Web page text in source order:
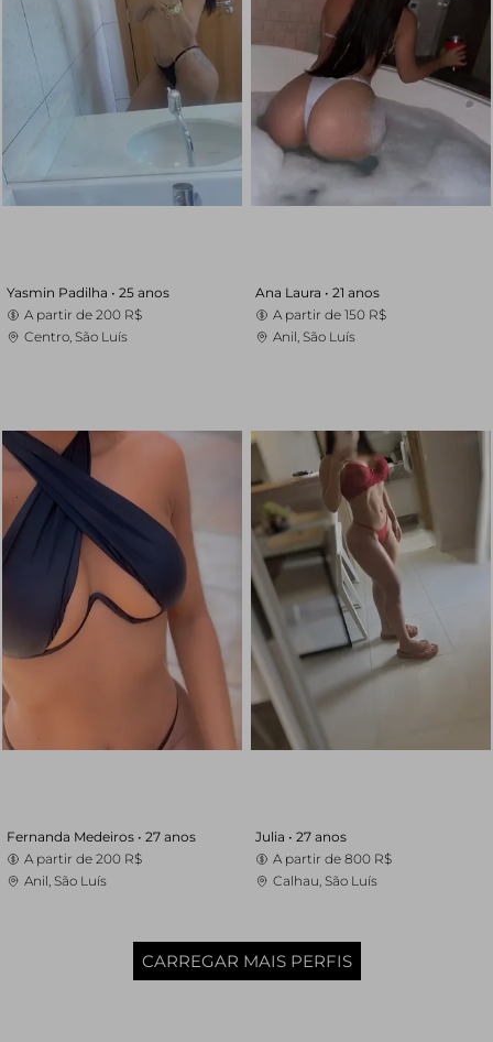
Yasmin Padilha • 25 anos
A partir de 200 R$
Centro, São Luís
Ana Laura • 21 anos
A partir de 150 R$
Anil, São Luís
Fernanda Medeiros • 27 anos
A partir de 200 R$
Anil, São Luís
Julia • 27 anos
A partir de 800 R$
Calhau, São Luís
CARREGAR MAIS PERFIS